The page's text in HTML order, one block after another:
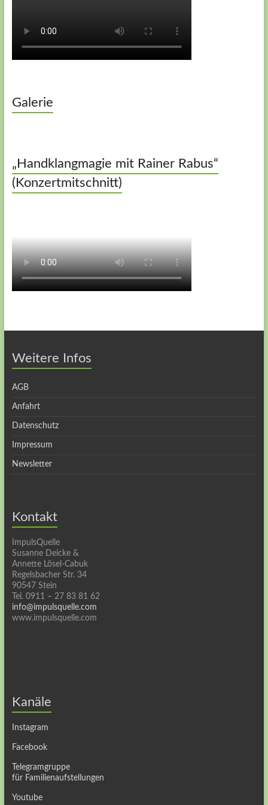
Galerie
„Handklangmagie mit Rainer Rabus“
(Konzertmitschnitt)
Weitere Infos
AGB
Anfahrt
Datenschutz
Impressum
Newsletter
Kontakt
ImpulsQuelle
Susanne Deicke &
Annette Lösel-Cabuk
Regelsbacher Str. 34
90547 Stein
Tel. 0911 – 27 83 81 62
info@impulsquelle.com
www.impulsquelle.com
Kanäle
Instagram
Facebook
Telegramgruppe
für Familienaufstellungen
Youtube